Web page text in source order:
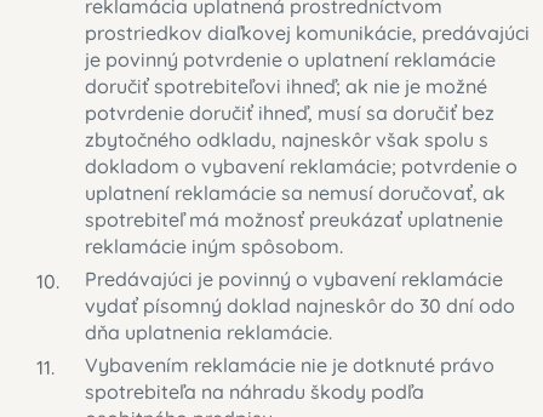
reklamácia uplatnená prostredníctvom
prostriedkov diaľkovej komunikácie, predávajúci
je povinný potvrdenie o uplatnení reklamácie
doručiť spotrebiteľovi ihneď; ak nie je možné
potvrdenie doručiť ihneď, musí sa doručiť bez
zbytočného odkladu, najneskôr však spolu s
dokladom o vybavení reklamácie; potvrdenie o
uplatnení reklamácie sa nemusí doručovať, ak
spotrebiteľ má možnosť preukázať uplatnenie
reklamácie iným spôsobom.
Predávajúci je povinný o vybavení reklamácie
vydať písomný doklad najneskôr do 30 dní odo
dňa uplatnenia reklamácie.
Vybavením reklamácie nie je dotknuté právo
spotrebiteľa na náhradu škody podľa